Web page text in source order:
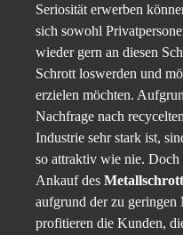
Seriosität erwerben
sich sowohl
wieder gern an diesen
Schrott loswerden und
erzielen möchten.
Nachfrage nach
Industrie sehr stark ist,
so attraktiv wie nie. Doch
Ankauf des
aufgrund der zu
profitieren die Kunden,